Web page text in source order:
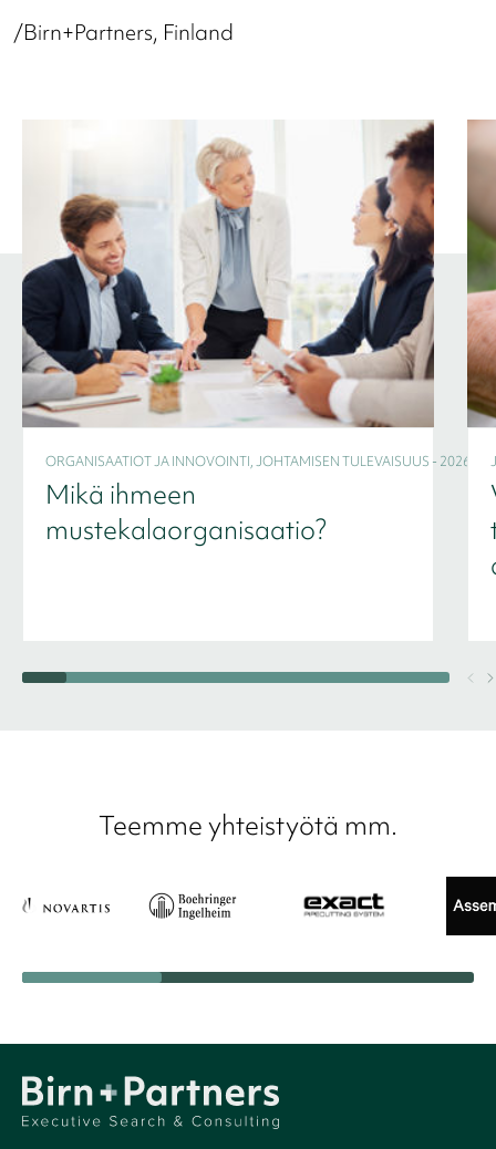
/Birn+Partners, Finland
ORGANISAATIOT JA INNOVOINTI, JOHTAMISEN TULEVAISUUS - 2026
Mikä ihmeen
mustekalaorganisaatio?
Teemme yhteistyötä mm.